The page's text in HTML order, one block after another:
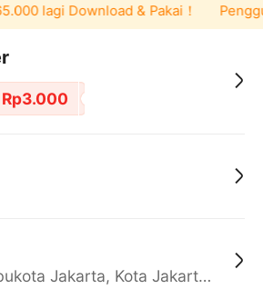
lagi Download & Pakai！
Rp3.000
Daerah Khusus Ibukota Jakarta, Kota Jakarta Barat, Cengkareng, yy